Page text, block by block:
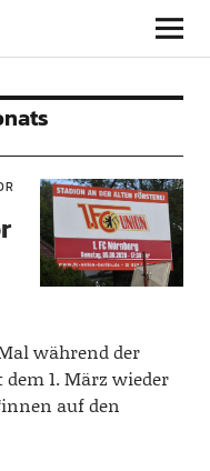
während der
1. März wieder
auf den